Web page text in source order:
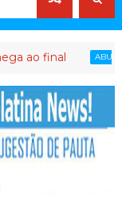
ABUSO DE PODER